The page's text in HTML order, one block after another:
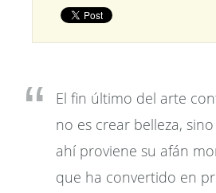
El fin último del arte
no es crear belleza,
ahí proviene su afán
que ha convertido en